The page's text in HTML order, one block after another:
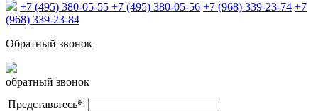
+7 (495) 380-05-55 +7 (495) 380-05-56 +7 (968) 339-23-74 +7
(968) 339-23-84
Обратный звонок
обратный звонок
Представьтесь*